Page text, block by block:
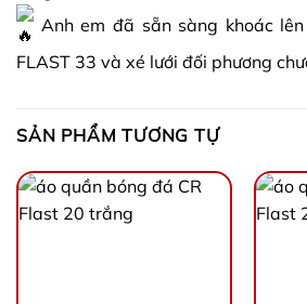
Anh em đã sẵn sàng khoác
FLAST 33 và xé lưới đối phương
SẢN PHẨM TƯƠNG TỰ